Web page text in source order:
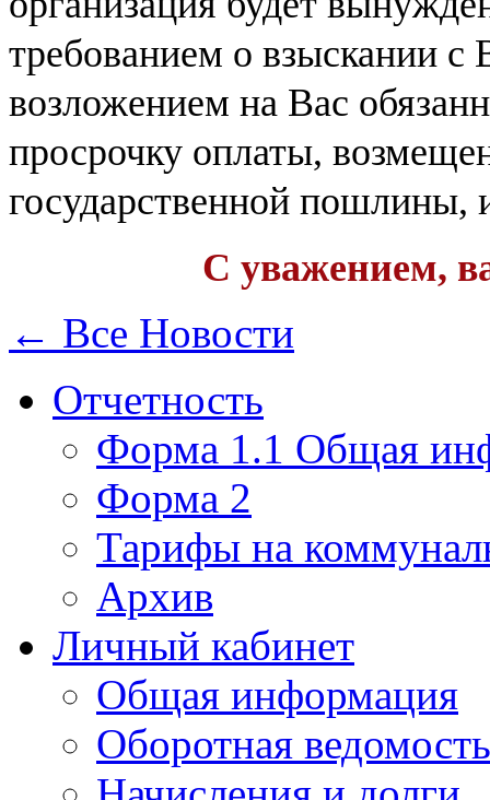
требованием о взыскании с
возложением на Вас
просрочку оплаты,
государственной пошлины,
С уважением,
← Все Новости
Отчетность
Форма 1.1 Общая
Форма 2
Тарифы на
Архив
Личный кабинет
Общая информация
Оборотная ведомость